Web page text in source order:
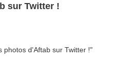
sur Twitter !